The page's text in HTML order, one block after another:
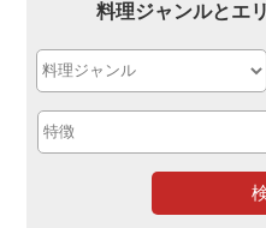
料理ジャンルとエ